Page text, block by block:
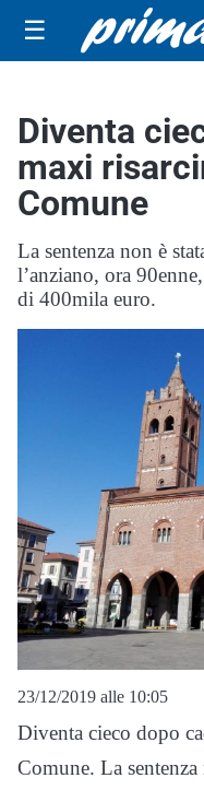
☰
Diventa
maxi
Comune
La sentenza non è
l’anziano, ora
di 400mila euro.
23/12/2019 alle 10:05
Diventa cieco dopo
Comune. La